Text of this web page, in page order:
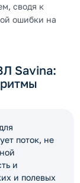
сводя к
ошибки на
Savina:
поток, не
и
и полевых